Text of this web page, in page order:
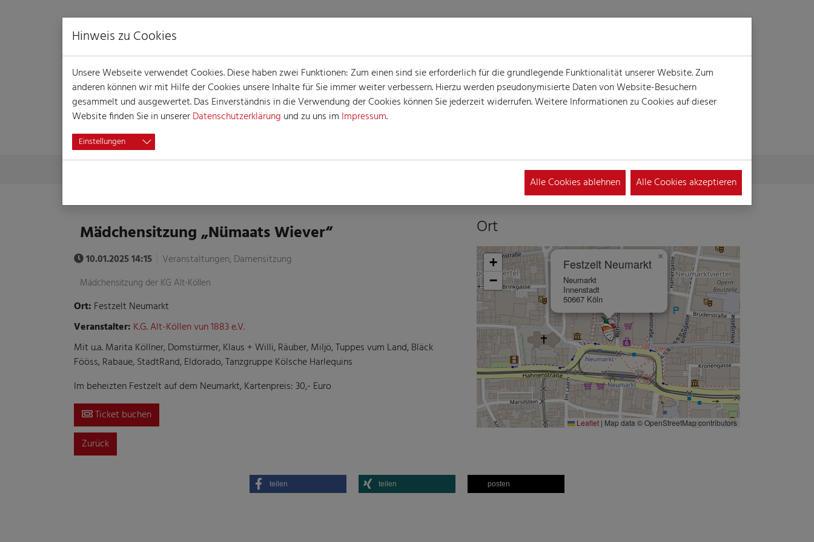
VERANSTALTUNG
Skip to main contentYou are here:
Mädchensitzung „Nümaats Wiever“
10.01.2025 14:15 Veranstaltungen, Damensitzung
Mädchensitzung der KG Alt-Köllen
Ort: Festzelt Neumarkt
Veranstalter: K.G. Alt-Köllen vun 1883 e.V.
Mit u.a. Marita Köllner, Domstürmer, Klaus + Willi, Räuber, Miljö, Tuppes vum Land, Bläck
Fööss, Rabaue, StadtRand, Eldorado, Tanzgruppe Kölsche Harlequins
Im beheizten Festzelt auf dem Neumarkt, Kartenpreis: 30,- Euro
Ticket buchen
Ort
Festzelt Neumarkt
Neumarkt
Innenstadt
50667 Köln
×
+
−
Leaflet | Map data © OpenStreetMap contributors
Zurück
teilen teilen posten
Hinweis zu Cookies
Unsere Webseite verwendet Cookies. Diese haben zwei Funktionen: Zum einen sind sie erforderlich für die grundlegende Funktionalität unserer Website. Zum
anderen können wir mit Hilfe der Cookies unsere Inhalte für Sie immer weiter verbessern. Hierzu werden pseudonymisierte Daten von Website-Besuchern
gesammelt und ausgewertet. Das Einverständnis in die Verwendung der Cookies können Sie jederzeit widerrufen. Weitere Informationen zu Cookies auf dieser
Website finden Sie in unsererDatenschutzerklärung und zu uns im Impressum.
Einstellungen
Alle Cookies ablehnen Alle Cookies akzeptieren